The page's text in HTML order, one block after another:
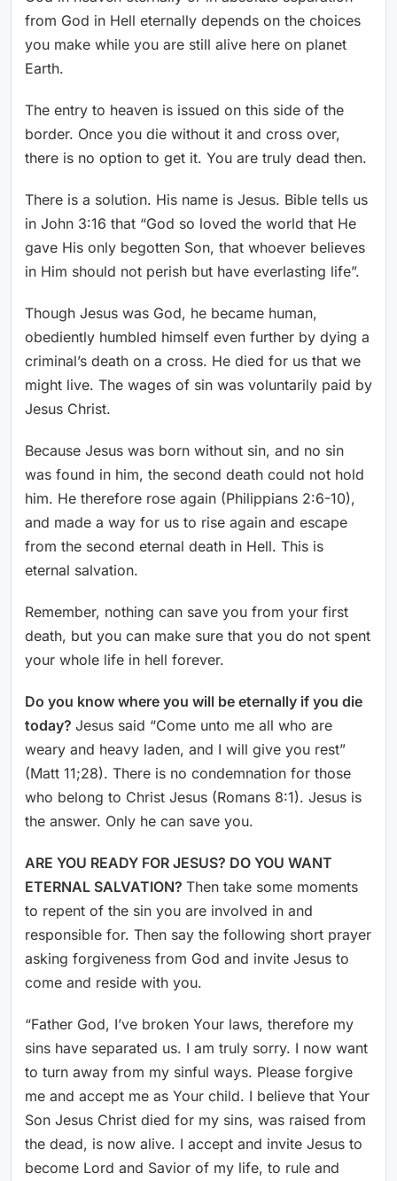
from God in Hell eternally depends on the choices
you make while you are still alive here on planet
Earth.
The entry to heaven is issued on this side of the
border. Once you die without it and cross over,
there is no option to get it. You are truly dead then.
There is a solution. His name is Jesus. Bible tells us
in John 3:16 that “God so loved the world that He
gave His only begotten Son, that whoever believes
in Him should not perish but have everlasting life”.
Though Jesus was God, he became human,
obediently humbled himself even further by dying a
criminal’s death on a cross. He died for us that we
might live. The wages of sin was voluntarily paid by
Jesus Christ.
Because Jesus was born without sin, and no sin
was found in him, the second death could not hold
him. He therefore rose again (Philippians 2:6-10),
and made a way for us to rise again and escape
from the second eternal death in Hell. This is
eternal salvation.
Remember, nothing can save you from your first
death, but you can make sure that you do not spent
your whole life in hell forever.
Do you know where you will be eternally if you die
today? Jesus said “Come unto me all who are
weary and heavy laden, and I will give you rest”
(Matt 11;28). There is no condemnation for those
who belong to Christ Jesus (Romans 8:1). Jesus is
the answer. Only he can save you.
ARE YOU READY FOR JESUS? DO YOU WANT
ETERNAL SALVATION? Then take some moments
to repent of the sin you are involved in and
responsible for. Then say the following short prayer
asking forgiveness from God and invite Jesus to
come and reside with you.
“Father God, I’ve broken Your laws, therefore my
sins have separated us. I am truly sorry. I now want
to turn away from my sinful ways. Please forgive
me and accept me as Your child. I believe that Your
Son Jesus Christ died for my sins, was raised from
the dead, is now alive. I accept and invite Jesus to
become Lord and Savior of my life, to rule and